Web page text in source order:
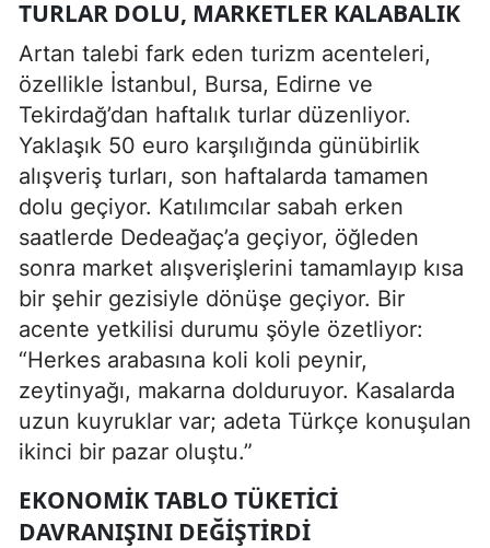
TURLAR DOLU, MARKETLER KALABALIK
Artan talebi fark eden turizm acenteleri,
özellikle İstanbul, Bursa, Edirne ve
Tekirdağ’dan haftalık turlar düzenliyor.
Yaklaşık 50 euro karşılığında günübirlik
alışveriş turları, son haftalarda tamamen
dolu geçiyor. Katılımcılar sabah erken
saatlerde Dedeağaç’a geçiyor, öğleden
sonra market alışverişlerini tamamlayıp kısa
bir şehir gezisiyle dönüşe geçiyor. Bir
acente yetkilisi durumu şöyle özetliyor:
“Herkes arabasına koli koli peynir,
zeytinyağı, makarna dolduruyor. Kasalarda
uzun kuyruklar var; adeta Türkçe konuşulan
ikinci bir pazar oluştu.”
EKONOMIK TABLO TÜKETICI
DAVRANIŞINI DEĞIŞTIRDI